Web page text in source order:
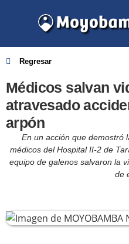
Regresar
Médicos salvan
atravesado
arpón
En un acción que demostró
médicos del Hospital II-2 de
equipo de galenos salvaron la
de